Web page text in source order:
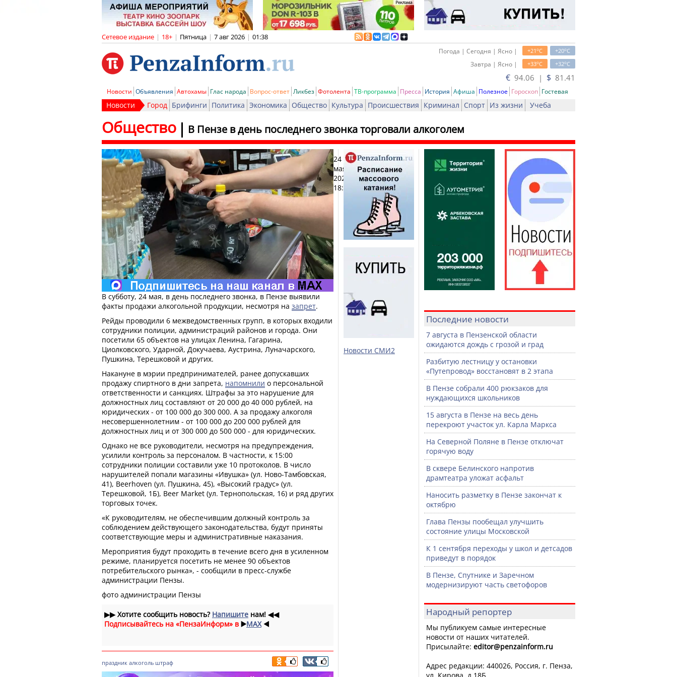
Сетевое издание | 18+ | Пятница | 7 авг 2026 | 01:38
+20oC
+21oC
Погода | Сегодня | Ясно |
+32oC
+33oC
Завтра | Ясно |
€ 94.06 | $ 81.41
Новости Объявления Автохамы Глас народа Вопрос-ответ Ликбез Фотолента ТВ-программа Пресса История Афиша Полезное Гороскоп Гостевая
Новости Город Брифинги Политика Экономика Общество Культура Происшествия Криминал Спорт Из жизни Учеба
В Пензе в день последнего звонка торговали алкоголем
Общество
24
мая
2025,
18:33
Печать
В субботу, 24 мая, в день последнего звонка, в Пензе выявили
факты продажи алкогольной продукции, несмотря на запрет.
Рейды проводили 6 межведомственных групп, в которых входили
сотрудники полиции, администраций районов и города. Они
посетили 65 объектов на улицах Ленина, Гагарина,
Циолковского, Ударной, Докучаева, Аустрина, Луначарского,
Пушкина, Терешковой и других.
Накануне в мэрии предпринимателей, ранее допускавших
продажу спиртного в дни запрета, напомнили о персональной
ответственности и санкциях. Штрафы за это нарушение для
должностных лиц составляют от 20 000 до 40 000 рублей, на
юридических - от 100 000 до 300 000. А за продажу алкоголя
несовершеннолетним - от 100 000 до 200 000 рублей для
должностных лиц и от 300 000 до 500 000 - для юридических.
Однако не все руководители, несмотря на предупреждения,
усилили контроль за персоналом. В частности, к 15:00
сотрудники полиции составили уже 10 протоколов. В число
нарушителей попали магазины «Ивушка» (ул. Ново-Тамбовская,
41), Beerhoven (ул. Пушкина, 45), «Высокий градус» (ул.
Терешковой, 1Б), Beer Market (ул. Тернопольская, 16) и ряд других
торговых точек.
«К руководителям, не обеспечившим должный контроль за
соблюдением действующего законодательства, будут приняты
соответствующие меры и административные наказания.
Мероприятия будут проходить в течение всего дня в усиленном
режиме, планируется посетить не менее 90 объектов
потребительского рынка», - сообщили в пресс-службе
администрации Пензы.
фото администрации Пензы
▶▶Хотите сообщить новость? Напишите нам! ◀◀
Подписывайтесь на «ПензаИнформ» в ▶️MAX ◀️
праздник алкоголь штраф
Новости СМИ2
Последние новости
7 августа в Пензенской области
ожидаются дождь с грозой и град
Разбитую лестницу у остановки
«Путепровод» восстановят в 2 этапа
В Пензе собрали 400 рюкзаков для
нуждающихся школьников
15 августа в Пензе на весь день
перекроют участок ул. Карла Маркса
На Северной Поляне в Пензе отключат
горячую воду
В сквере Белинского напротив
драмтеатра уложат асфальт
Наносить разметку в Пензе закончат к
октябрю
Глава Пензы пообещал улучшить
состояние улицы Московской
К 1 сентября переходы у школ и детсадов
приведут в порядок
В Пензе, Спутнике и Заречном
модернизируют часть светофоров
Народный репортер
Мы публикуем самые интересные
новости от наших читателей.
Присылайте: editor@penzainform.ru
Адрес редакции: 440026, Россия, г. Пенза,